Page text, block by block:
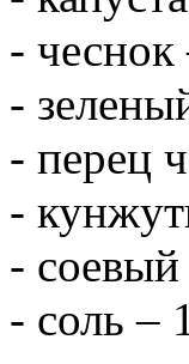
- чеснок
-
- перец
-
-
- соль –